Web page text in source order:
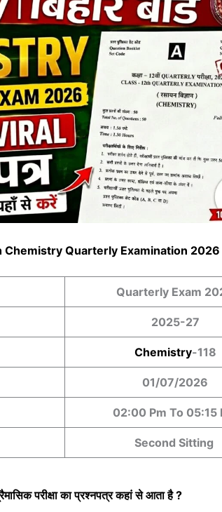
Chemistry Quarterly Examination 2026
Quarterly Exam
2025-27
Chemistry-118
01/07/2026
02:00 Pm To 05:15
Second Sitting
परीक्षा का प्रश्नपत्र कहां से आता है ?